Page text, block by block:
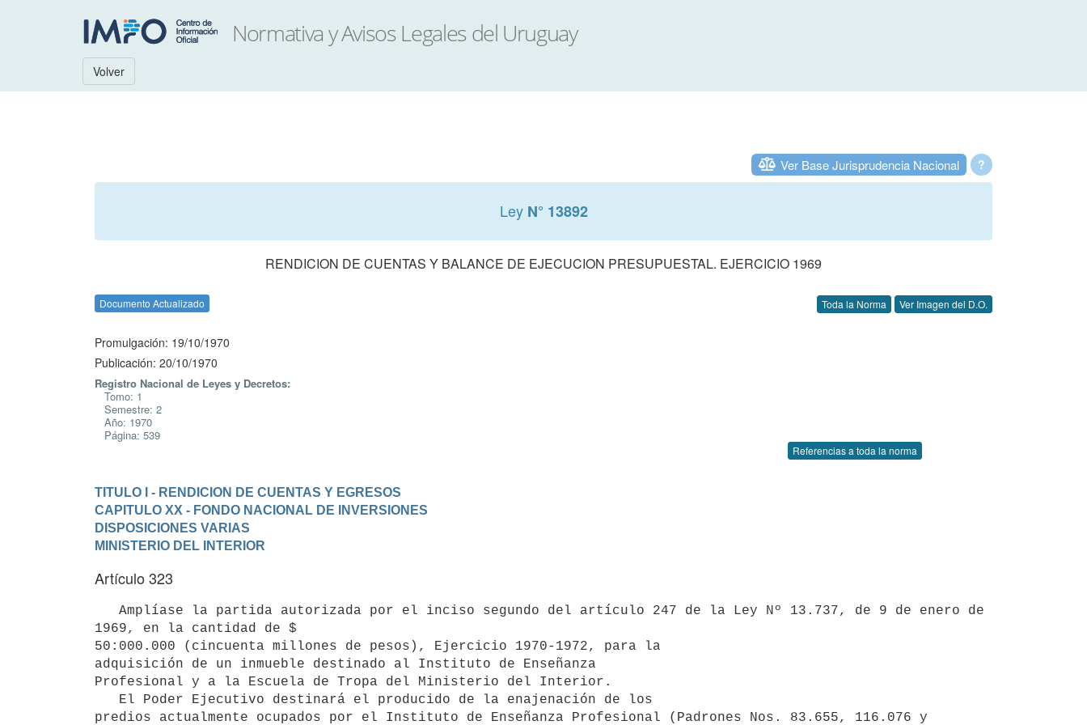
Volver
?
Ver Base Jurisprudencia Nacional
Ley N° 13892
RENDICION DE CUENTAS Y BALANCE DE EJECUCION PRESUPUESTAL. EJERCICIO 1969
Documento Actualizado Toda la Norma Ver Imagen del D.O.
Promulgación: 19/10/1970
Publicación: 20/10/1970
Registro Nacional de Leyes y Decretos:
Tomo: 1
Semestre: 2
Año: 1970
Página: 539
Referencias a toda la norma
TITULO I - RENDICION DE CUENTAS Y EGRESOS
CAPITULO XX - FONDO NACIONAL DE INVERSIONES
DISPOSICIONES VARIAS
MINISTERIO DEL INTERIOR
Artículo 323
1969, en la cantidad de $
50:000.000 (cincuenta millones de pesos), Ejercicio 1970-1972, para la
adquisición de un inmueble destinado al Instituto de Enseñanza
Profesional y a la Escuela de Tropa del Ministerio del Interior.
predios actualmente ocupados por el Instituto de Enseñanza Profesional (Padrones Nos. 83.655, 116.076 y